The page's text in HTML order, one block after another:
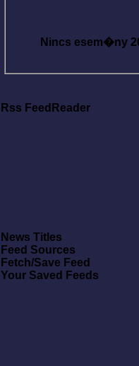
Nincs esem�ny
Rss FeedReader
News Titles
Feed Sources
Fetch/Save Feed
Your Saved Feeds